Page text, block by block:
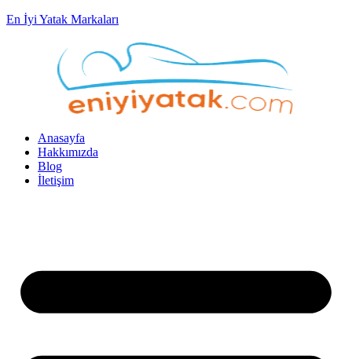
En İyi Yatak Markaları
Anasayfa
Hakkımızda
Blog
İletişim